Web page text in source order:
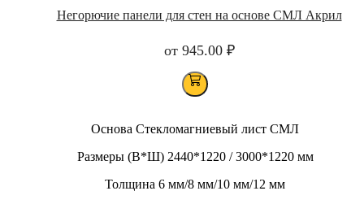
Негорючие панели для стен на основе СМЛ Акрил
от 945.00 ₽
Основа Стекломагниевый лист СМЛ
Размеры (В*Ш)2440*1220 / 3000*1220 мм
Толщина 6 мм/8 мм/10 мм/12 мм